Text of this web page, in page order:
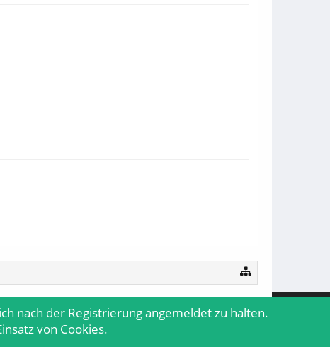
Kontakt
Impressum Nutzungsbedingungen
nach der Registrierung angemeldet zu halten.
von Cookies.